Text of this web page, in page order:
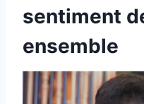
sentiment
ensemble